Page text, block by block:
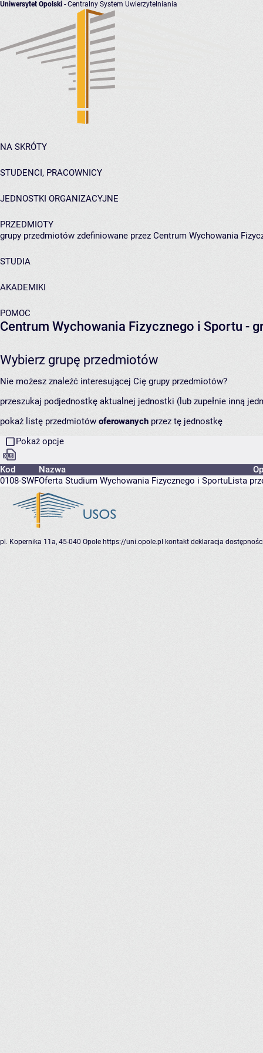
Uniwersytet Opolski - Centralny System Uwierzytelniania
NA SKRÓTY
STUDENCI, PRACOWNICY
JEDNOSTKI ORGANIZACYJNE
PRZEDMIOTY
grupy przedmiotów zdefiniowane przez Centrum Wychowania
STUDIA
AKADEMIKI
POMOC
Centrum Wychowania Fizycznego i Sportu -
Wybierz grupę przedmiotów
Nie możesz znaleźć interesującej Cię grupy przedmiotów?
przeszukaj podjednostkę aktualnej jednostki (lub zupełnie inną
pokaż listę przedmiotów oferowanych przez tę jednostkę
Pokaż opcje
Kod Nazwa
0108-SWFOferta Studium Wychowania Fizycznego i SportuLista
pl. Kopernika 11a, 45-040 Opole https://uni.opole.pl kontakt deklaracja